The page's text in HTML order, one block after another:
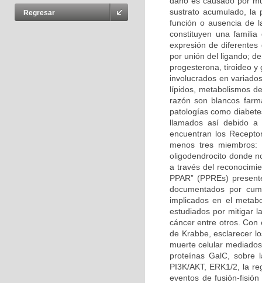
Regresar
sustrato acumulado, la
función o ausencia de
constituyen una
expresión de
por unión del ligando;
progesterona, tiroideo y
involucrados en
lípidos, metabolismos
razón son blancos
patologías como
llamados así debido
encuentran los
menos tres miembros:
oligodendrocito donde
a través del
PPAR” (PPREs)
documentados por
implicados en el
estudiados por mitigar
cáncer entre otros. Con
de Krabbe, esclarecer
muerte celular
proteínas GalC, sobre
PI3K/AKT, ERK1/2, la
eventos de fusión-